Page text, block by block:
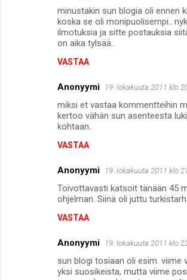
minustakin sun blogia oli ennen
koska se oli monipuolisempi..
ilmotuksia ja sitte postauksia
on aika tylsää..
VASTAA
Anonyymi 19. lokakuuta 2011 klo
miksi et vastaa kommentteihin
kertoo vähän sun asenteesta
kohtaan..
VASTAA
Anonyymi 19. lokakuuta 2011 klo
Toivottavasti katsoit tänään 45
ohjelman. Siinä oli juttu
VASTAA
Anonyymi 19. lokakuuta 2011 klo
sun blogi tosiaan oli esim. viime
yksi suosikeista, mutta viime